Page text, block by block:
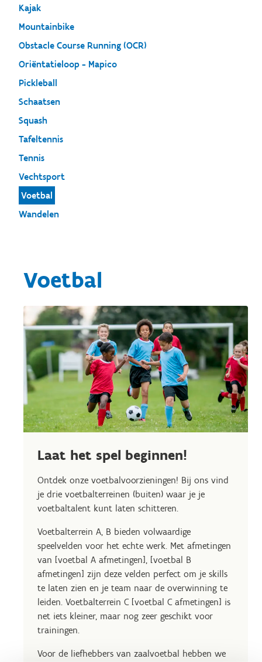
Kajak
Mountainbike
Obstacle Course Running (OCR)
Oriëntatieloop - Mapico
Pickleball
Schaatsen
Squash
Tafeltennis
Tennis
Vechtsport
Voetbal
Wandelen
Voetbal
Laat het spel beginnen!
Ontdek onze voetbalvoorzieningen! Bij ons vind
je drie voetbalterreinen (buiten) waar je je
voetbaltalent kunt laten schitteren.
Voetbalterrein A, B bieden volwaardige
speelvelden voor het echte werk. Met afmetingen
van [voetbal A afmetingen], [voetbal B
afmetingen] zijn deze velden perfect om je skills
te laten zien en je team naar de overwinning te
leiden. Voetbalterrein C [voetbal C afmetingen] is
net iets kleiner, maar nog zeer geschikt voor
trainingen.
Voor de liefhebbers van zaalvoetbal hebben we